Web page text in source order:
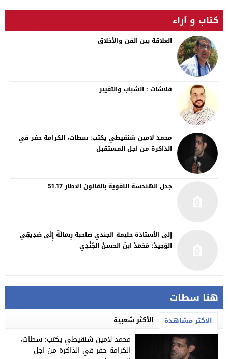
هنا سطات
الأكثر مشاهدة الأكثر شعبية
محمد لامين شنقيطي يكتب: سطات،
الكرامة حفر في الذاكرة من اجل
كتاب و آراء
العلاقة بين الفن والأخلاق
فلاشات : الشباب والتغيير
محمد لامين شنقيطي يكتب: سطات، الكرامة حفر في
الذاكرة من اجل المستقبل
جدل الهندسة اللغوية بالقانون الاطار 51.17
إلى الأستاذة حليمة الجندي صاحبة رِسَالَةٌ إِلَى صَدِيقِي
الوَحِيدْ: مُحَمَدْ ابنُ الحسنْ الجُنْدِي